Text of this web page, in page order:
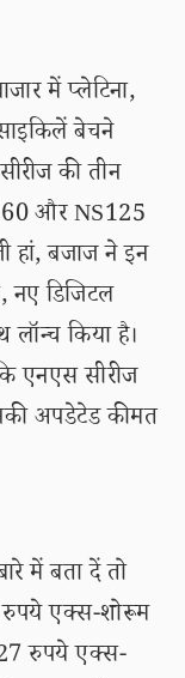
में प्लेटिना,
बेचने
की तीन
और NS125
हां, बजाज ने इन
नए डिजिटल
किया है।
एनएस सीरीज
अपडेटेड कीमत
में बता दें तो
एक्स-शोरूम
रुपये एक्स-